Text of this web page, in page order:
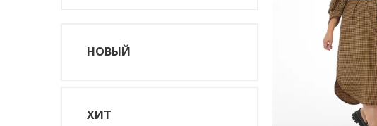
НОВЫЙ
ХИТ